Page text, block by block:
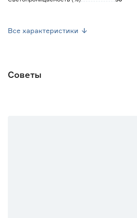
Все характеристики
Советы